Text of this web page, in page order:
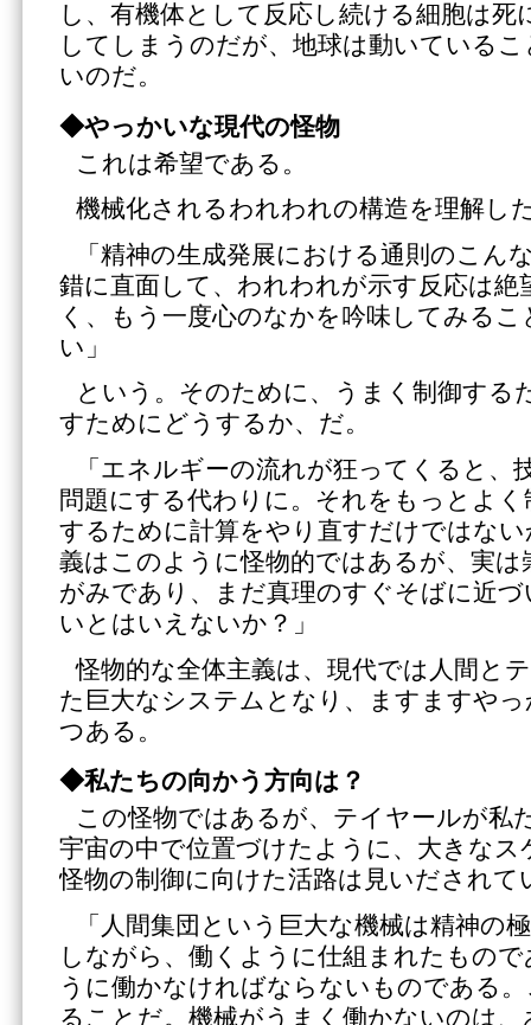
し、有機体として反応し続ける細胞は死
してしまうのだが、地球は動いている
いのだ。
◆やっかいな現代の怪物
これは希望である。
機械化されるわれわれの構造を理解し
「精神の生成発展における通則のこん
錯に直面して、われわれが示す反応は絶
く、もう一度心のなかを吟味してみる
い」
という。そのために、うまく制御する
すためにどうするか、だ。
「エネルギーの流れが狂ってくると、
問題にする代わりに。それをもっとよ
するために計算をやり直すだけではな
義はこのように怪物的ではあるが、実
がみであり、まだ真理のすぐそばに近
いとはいえないか？」
怪物的な全体主義は、現代では人間と
た巨大なシステムとなり、ますますや
つある。
◆私たちの向かう方向は？
この怪物ではあるが、テイヤールが私
宇宙の中で位置づけたように、大きな
怪物の制御に向けた活路は見いだされて
「人間集団という巨大な機械は精神の
しながら、働くように仕組まれたもの
うに働かなければならないものである
ることだ。機械がうまく働かないのは